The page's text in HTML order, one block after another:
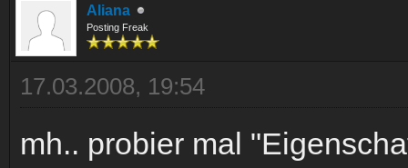
Aliana
Posting Freak
17.03.2008, 19:54
mh.. probier mal